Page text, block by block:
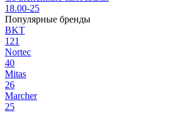
18.00-25
Популярные бренды
BKT
121
Nortec
40
Mitas
26
Marcher
25